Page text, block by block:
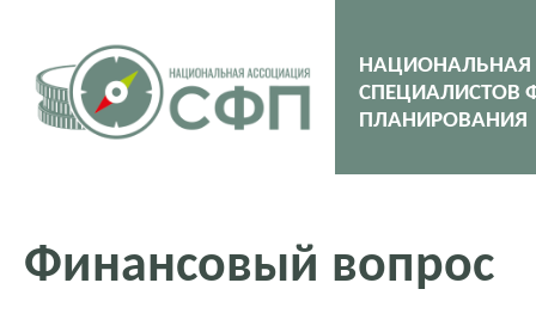
НАЦИОНАЛЬНАЯ
СПЕЦИАЛИСТОВ
ПЛАНИРОВАНИЯ
Финансовый вопрос